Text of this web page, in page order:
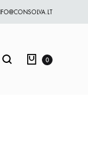
Paieška Krepšelis
0